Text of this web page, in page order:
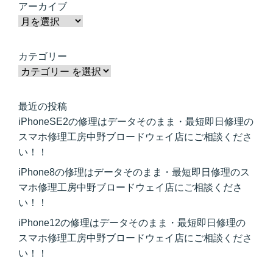
アーカイブ
カテゴリー
最近の投稿
iPhoneSE2の修理はデータそのまま・最短即日修理の
スマホ修理工房中野ブロードウェイ店にご相談くださ
い！！
iPhone8の修理はデータそのまま・最短即日修理のス
マホ修理工房中野ブロードウェイ店にご相談くださ
い！！
iPhone12の修理はデータそのまま・最短即日修理の
スマホ修理工房中野ブロードウェイ店にご相談くださ
い！！